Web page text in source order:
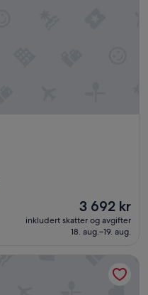
Prisen
er
3 692 kr
3 692 kr
inkludert skatter og avgifter
18. aug.–19. aug.